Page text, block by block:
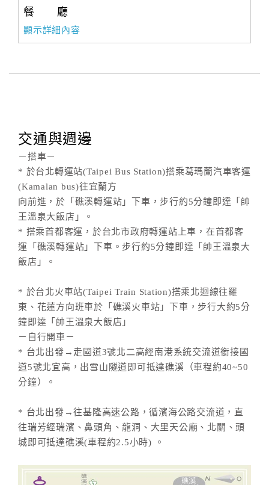
餐 廳
顯示詳細內容
交通與週邊
－搭車－
* 於台北轉運站(Taipei Bus Station)搭乘葛瑪蘭汽車客運
(Kamalan bus)往宜蘭方
向前進，於「礁溪轉運站」下車，步行約5分鐘即達「帥
王溫泉大飯店」。
* 搭乘首都客運，於台北市政府轉運站上車，在首都客
運「礁溪轉運站」下車。步行約5分鐘即達「帥王溫泉大
飯店」。
* 於台北火車站(Taipei Train Station)搭乘北迴線往羅
東、花蓮方向班車於「礁溪火車站」下車，步行大約5分
鐘即達「帥王溫泉大飯店」
－自行開車－
* 台北出發→走國道3號北二高經南港系統交流道銜接國
道5號北宜高，出雪山隧道即可抵達礁溪（車程約40~50
分鐘）。
* 台北出發→往基隆高速公路，循濱海公路交流道，直
往瑞芳經瑞濱、鼻頭角、龍洞、大里天公廟、北關、頭
城即可抵達礁溪(車程約2.5小時) 。